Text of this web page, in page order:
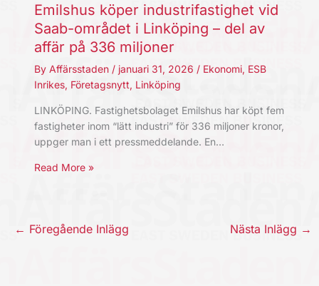
Emilshus köper industrifastighet vid
Saab-området i Linköping – del av
affär på 336 miljoner
By Affärsstaden / januari 31, 2026 / Ekonomi, ESB
Inrikes, Företagsnytt, Linköping
LINKÖPING. Fastighetsbolaget Emilshus har köpt fem
fastigheter inom “lätt industri” för 336 miljoner kronor,
uppger man i ett pressmeddelande. En…
Read More »
← Föregående Inlägg Nästa Inlägg →